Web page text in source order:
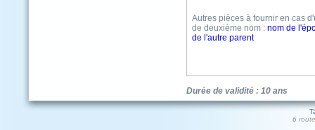
Autres pièces à fournir en cas
de deuxième nom :nom de
de l'autre parent
Durée de validité : 10 ans
6